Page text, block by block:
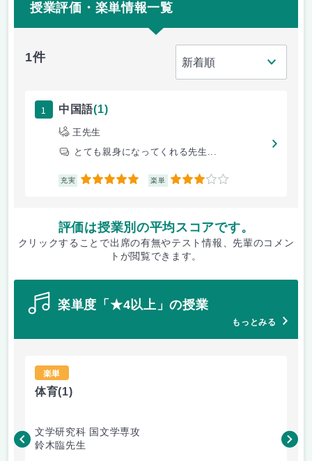
授業評価・楽単情報一覧
1件
1 中国語(1)
王先生
とても親身になってくれる先生...
充実 5 楽単 3
評価は授業別の平均スコアです。
クリックすることで出席の有無やテスト情報、先輩のコメン
トが閲覧できます。
楽単度「★4以上」の授業
もっとみる
楽単
体育(1)
文学研究科 国文学専攻
鈴木臨先生
高